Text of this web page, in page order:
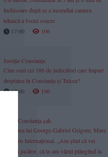
închisoare după ce a incendiat camera
tehnică a fostei soacre
17:00
106
Justiție Constanța
Cine sunt cei 186 de judecători care împart
dreptatea în Constanța și Tulcea?
17:00
196
CSM Constanța șah
Povestea lui George-Gabriel Grigore, Mare
Maestru Internațional. „Am știut că vei
deveni jucător, că te-am văzut plângând la